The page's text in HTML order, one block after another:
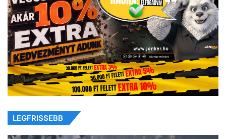
LEGFRISSEBB